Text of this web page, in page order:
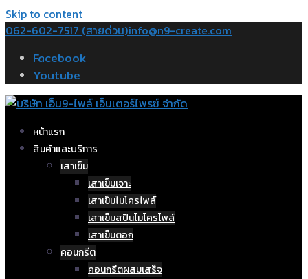
Skip to content
062-602-7517 (สายด่วน)info@n9-create.com
Facebook
Youtube
หน้าแรก
สินค้าและบริการ
เสาเข็ม
เสาเข็มเจาะ
เสาเข็มไมโครไพล์
เสาเข็มสปันไมโครไพล์
เสาเข็มตอก
คอนกรีต
คอนกรีตผสมเสร็จ